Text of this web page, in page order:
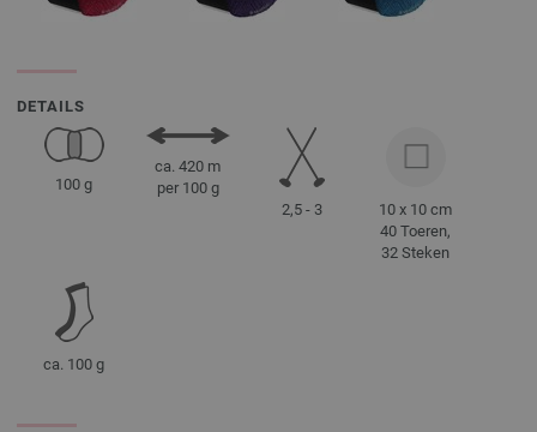
DETAILS
100 g
ca. 420 m
per 100 g
2,5 - 3
10 x 10 cm
40 Toeren,
32 Steken
ca. 100 g